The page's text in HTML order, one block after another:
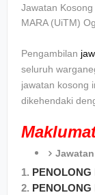
Jawatan
MARA (UiTM)
Pengambilan
seluruh
jawatan kosong
dikehendaki
1.
2. PENOLONG